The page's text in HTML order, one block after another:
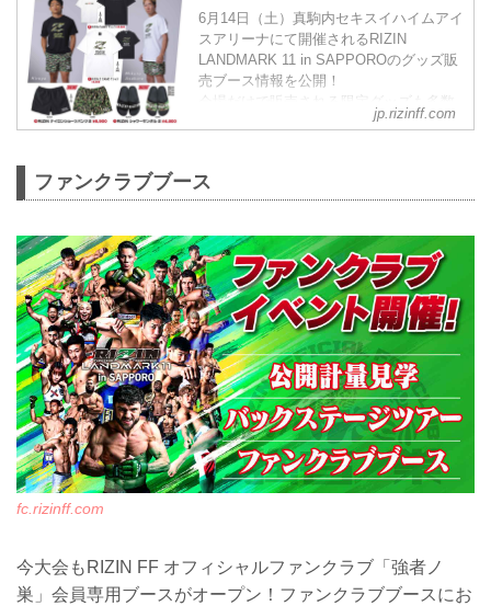
6月14日（土）真駒内セキスイハイムアイ
スアリーナにて開催されるRIZIN
LANDMARK 11 in SAPPOROのグッズ販
売ブース情報を公開！
会場だけで販売される限定グッズも多数
ご用意！ご来場の際は是非、グッズ販売
2025年6月14日（土）9:30～
※チケットがなくてもご購入いただけま
ブース場所
グッズ販売ブース 概要
新作アイテムが続々登場！ポスターやTシ
ャツ、マフラータオルをはじめとした大
会限定デザイングッズ、RIZINファイター
とのコ...
jp.rizinff.com
ファンクラブブース
fc.rizinff.com
今大会もRIZIN FF オフィシャルファンクラブ「強者ノ
巣」会員専用ブースがオープン！ファンクラブブースにお